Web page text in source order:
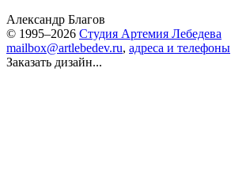
Александр Благов
© 1995–2026 Студия Артемия Лебедева
mailbox@artlebedev.ru, адреса и телефоны
Заказать дизайн...